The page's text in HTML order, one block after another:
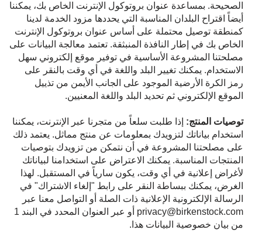
الصحيحة. بمساعدة عنوان بروتوكول الإنترنت الخاص بك، يمكننا
أيضاً اقتراح البلدان المناسبة التي يحددها مزود الخدمة لدينا
كمنطقة توصيل محتملة على أساس عنوان بروتوكول الإنترنت
الخاص بك في إطار النافذة المنبثقة. تعتمد معالجة البيانات على
مصلحتنا المشروعة الأساسية في توفير موقع إلكتروني سهل
الاستخدام. يمكنك تغيير البلد واللغة في أي وقت بالنقر على
رمز الكرة الأرضية الموجود على الجانب الأيمن من تذييل
الموقع الإلكتروني ثم تحديد البلد واللغة المعنيين.
توصيات المنتج: إذا طلبت سلعاً من متجرنا عبر الإنترنت، يمكننا
استخدام بياناتك لتزويدك بمعلومات عن منتج مماثل. يعتمد ذلك
على مصلحتنا المشروعة في أن نتمكن من تزويدك بتوصيات
المنتجات المناسبة. يمكنك الاعتراض على استخدامنا لبياناتك
لأغراض إعلانية في أي وقت، يكون سارياً في المستقبل. لهذا
الغرض، يمكنك ببساطة النقر على رابط "إلغاء الاشتراك" في
الرسالة الإلكترونية الإعلانية ذات الصلة أو التواصل معنا عبر
privacy@birkenstock.com أو عبر العنوان المحدد في البند 1
من بيان خصوصية البيانات هذا.